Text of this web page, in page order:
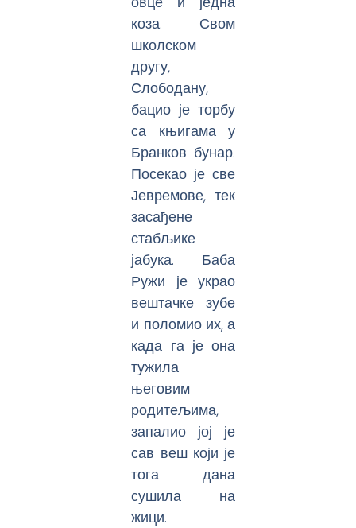
коза. Свом
школском
другу,
Слободану,
бацио је торбу
са књигама у
Бранков бунар.
Посекао је све
Јевремове, тек
засађене
стабљике
јабука. Баба
Ружи је украо
вештачке зубе
и поломио их, а
када га је она
тужила
његовим
родитељима,
запалио јој је
сав веш који је
тога дана
сушила на
жици.